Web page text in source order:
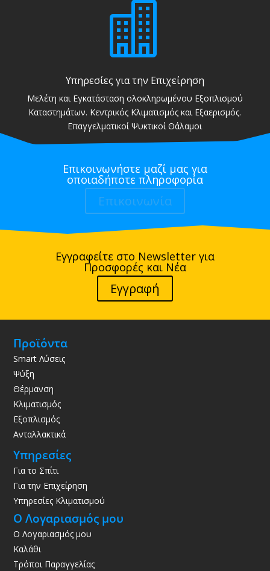

Υπηρεσίες για την Επιχείρηση
Μελέτη και Εγκατάσταση ολοκληρωμένου Εξοπλισμού
Καταστημάτων. Κεντρικός Κλιματισμός και Εξαερισμός.
Επαγγελματικοί Ψυκτικοί Θάλαμοι
Επικοινωνήστε μαζί μας για
οποιαδήποτε πληροφορία
Επικοινωνία
Εγγραφείτε στο Newsletter για
Προσφορές και Νέα
Εγγραφή
Προϊόντα
Smart Λύσεις
Ψύξη
Θέρμανση
Κλιματισμός
Εξοπλισμός
Ανταλλακτικά
Υπηρεσίες
Για το Σπίτι
Για την Επιχείρηση
Υπηρεσίες Κλιματισμού
Ο Λογαριασμός μου
Ο Λογαριασμός μου
Καλάθι
Τρόποι Παραγγελίας